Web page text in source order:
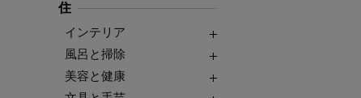
住
インテリア
風呂と掃除
美容と健康